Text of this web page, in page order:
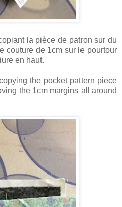
la pièce de patron sur du
couture de 1cm sur le pourtour
en haut.
the pocket pattern piece
the 1cm margins all around